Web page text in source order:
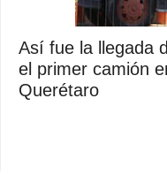
Así fue la llegada
el primer camión
Querétaro